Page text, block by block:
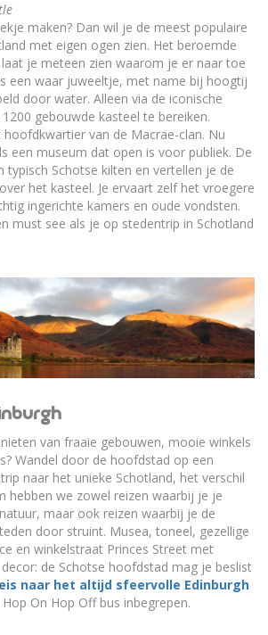
maken? Dan wil je de meest populaire
met eigen ogen zien. Het beroemde
laat je meteen zien waarom je er naar toe
een waar juweeltje, met name bij hoogtij
door water. Alleen via de iconische
gebouwde kasteel te bereiken.
van de Macrae-clan. Nu
een museum dat open is voor publiek. De
typisch Schotse kilten en vertellen je de
het kasteel. Je ervaart zelf het vroegere
ingerichte kamers en oude vondsten.
must see als je op stedentrip in Schotland
van fraaie gebouwen, mooie winkels
Wandel door de hoofdstad op een
naar het unieke Schotland, het verschil
hebben we zowel reizen waarbij je je
maar ook reizen waarbij je de
door struint. Musea, toneel, gezellige
en winkelstraat Princes Street met
decor: de Schotse hoofdstad mag je beslist
naar het altijd sfeervolle Edinburgh
On Hop Off bus inbegrepen.